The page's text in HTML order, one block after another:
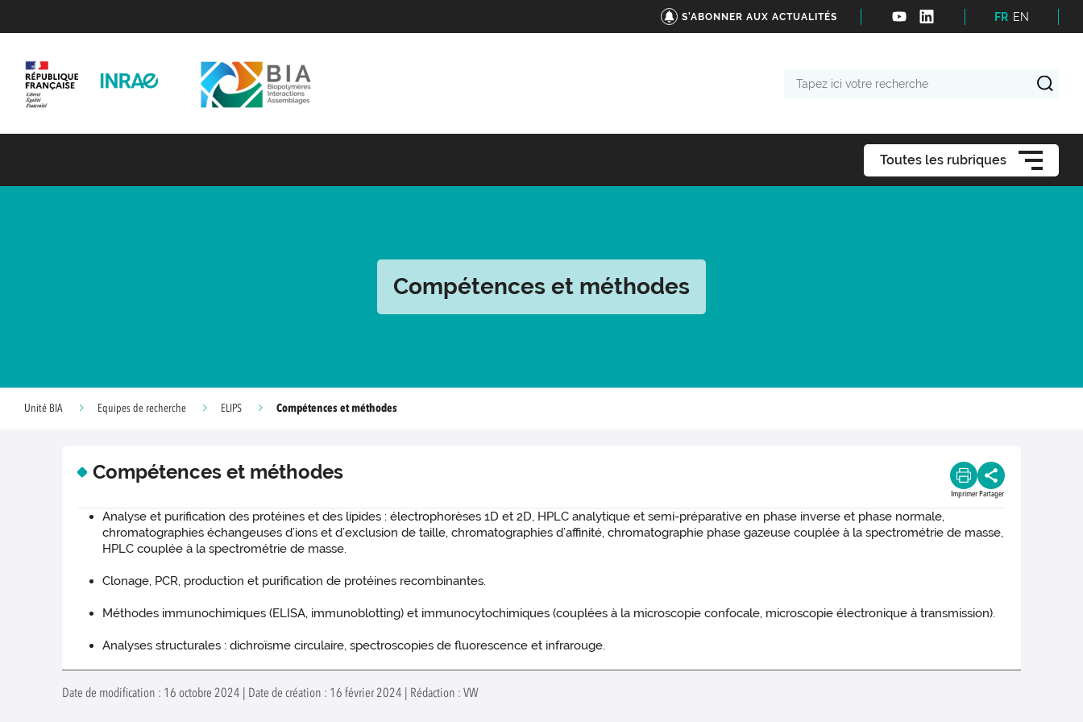
S'ABONNER AUX ACTUALITÉS FR EN
Toutes les rubriques
Compétences et méthodes
Unité BIA Equipes de recherche ELIPS Compétences et méthodes
Compétences et méthodes
Imprimer Partager
Analyse et purification des protéines et des lipides : électrophorèses 1D et 2D, HPLC analytique et semi-préparative en phase inverse et phase normale,
chromatographies échangeuses d’ions et d’exclusion de taille, chromatographies d’affinité, chromatographie phase gazeuse couplée à la spectrométrie de masse,
HPLC couplée à la spectrométrie de masse.
Clonage, PCR, production et purification de protéines recombinantes.
Méthodes immunochimiques (ELISA, immunoblotting) et immunocytochimiques (couplées à la microscopie confocale, microscopie électronique à transmission).
Analyses structurales : dichroïsme circulaire, spectroscopies de fluorescence et infrarouge.
Date de modification : 16 octobre 2024 | Date de création : 16 février 2024 | Rédaction : VW